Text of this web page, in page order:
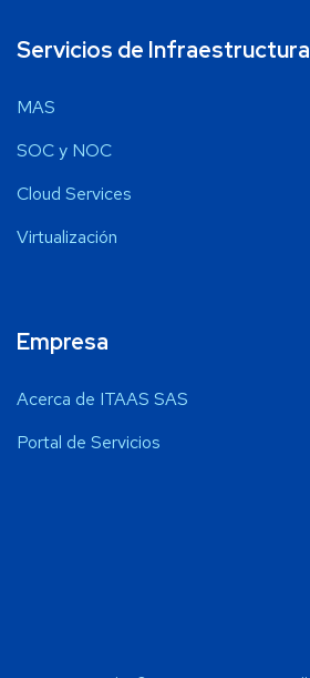
Servicios de Infraestructura
MAS
SOC y NOC
Cloud Services
Virtualización
Empresa
Acerca de ITAAS SAS
Portal de Servicios